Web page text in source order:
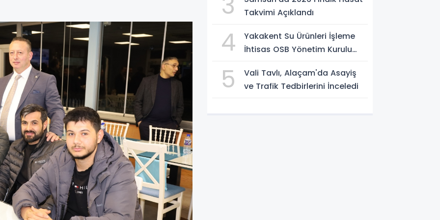
Takvimi Açıklandı
4
Yakakent Su Ürünleri İşleme
İhtisas OSB Yönetim Kurulu
5
Vali Tavlı, Alaçam'da Asayiş
ve Trafik Tedbirlerini İnceledi